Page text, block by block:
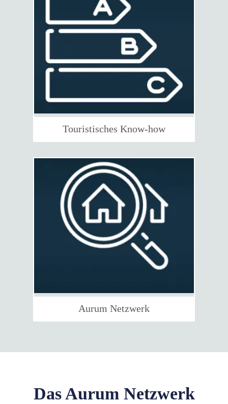
Touristisches Know-how
Aurum Netzwerk
Das Aurum Netzwerk